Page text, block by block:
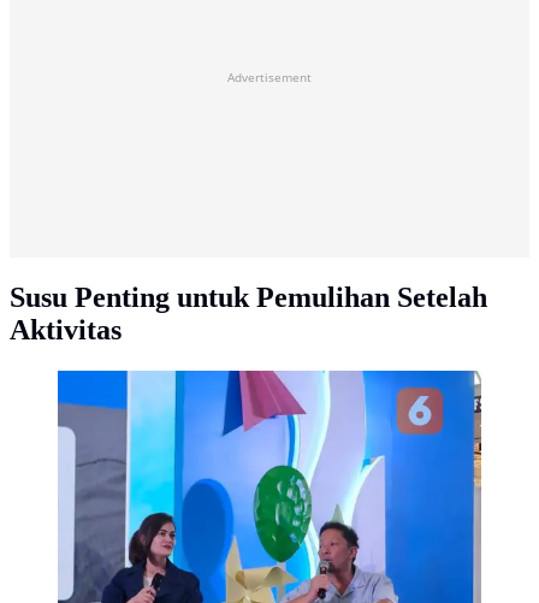
Advertisement
Susu Penting untuk Pemulihan Setelah
Aktivitas